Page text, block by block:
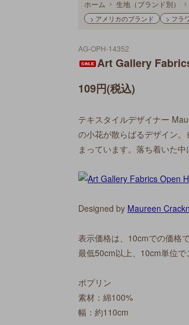
ホーム 生地（ブランド別）
> アメリカのブランド > フラ
AG-OPH-14352
Art Gallery
109円(税込)
テキスタイルデザイナー
の小花が散らばるデザイン
まっています。落ち着いた
Designed by Maureen
表示価格は、10cmでの価格で
最低50cm以上、10cm単位で
ポプリン
素材：綿100%
幅：約110cm